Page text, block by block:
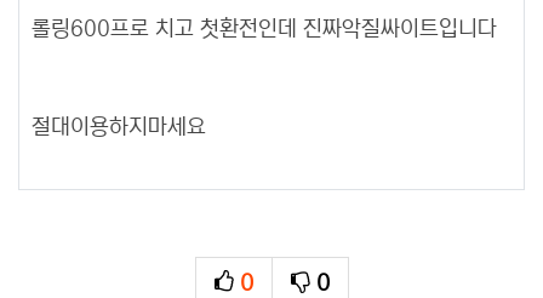
롤링600프로 치고 첫환전인데 진짜악질싸이트입니다
절대이용하지마세요
0
0